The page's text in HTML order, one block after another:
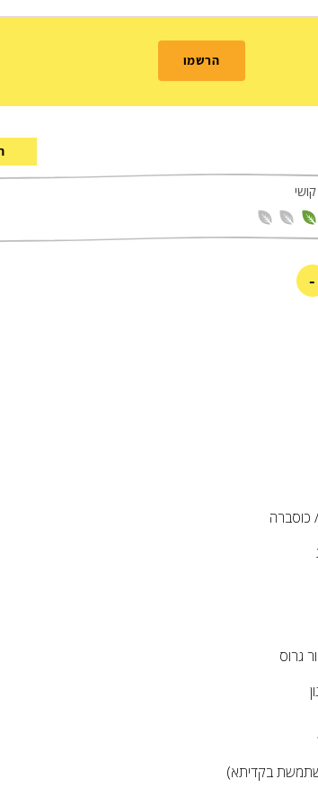
הרשמו
קושי
-
/ כוסברה
גרוס
בקדיתא)